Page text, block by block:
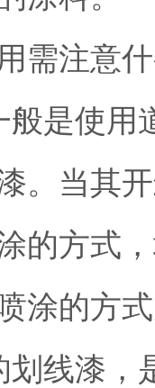
需注意
般是使用
。当其
的方式
涂的方
划线漆，